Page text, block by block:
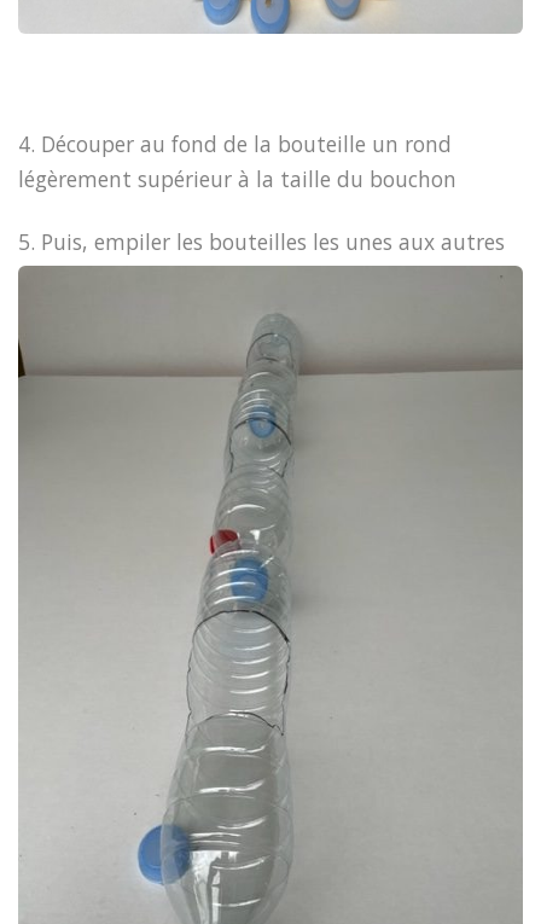
4. Découper au fond de la bouteille un rond
légèrement supérieur à la taille du bouchon
5. Puis, empiler les bouteilles les unes aux autres